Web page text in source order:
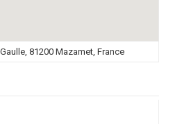
81200 Mazamet, France